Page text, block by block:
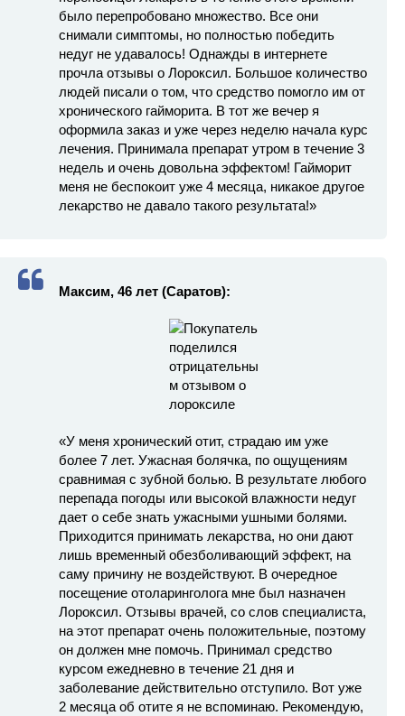
было перепробовано множество. Все они
снимали симптомы, но полностью победить
недуг не удавалось! Однажды в интернете
прочла отзывы о Лороксил. Большое количество
людей писали о том, что средство помогло им от
хронического гайморита. В тот же вечер я
оформила заказ и уже через неделю начала курс
лечения. Принимала препарат утром в течение 3
недель и очень довольна эффектом! Гайморит
меня не беспокоит уже 4 месяца, никакое другое
лекарство не давало такого результата!»
Максим, 46 лет (Саратов):
«У меня хронический отит, страдаю им уже
более 7 лет. Ужасная болячка, по ощущениям
сравнимая с зубной болью. В результате любого
перепада погоды или высокой влажности недуг
дает о себе знать ужасными ушными болями.
Приходится принимать лекарства, но они дают
лишь временный обезболивающий эффект, на
саму причину не воздействуют. В очередное
посещение отоларинголога мне был назначен
Лороксил. Отзывы врачей, со слов специалиста,
на этот препарат очень положительные, поэтому
он должен мне помочь. Принимал средство
курсом ежедневно в течение 21 дня и
заболевание действительно отступило. Вот уже
2 месяца об отите я не вспоминаю. Рекомендую,